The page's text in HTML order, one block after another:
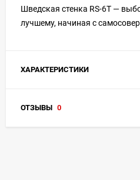
Шведская стенка RS-6T —
лучшему, начиная с
ХАРАКТЕРИСТИКИ
ОТЗЫВЫ 0